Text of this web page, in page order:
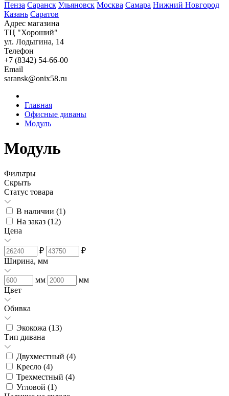
Пенза Саранск Ульяновск Москва Самара Нижний Новгород
Казань Саратов
Адрес магазина
ТЦ "Хороший"
ул. Лодыгина, 14
Телефон
+7 (8342) 54-66-00
Email
saransk@onix58.ru
Главная
Офисные диваны
Модуль
Модуль
Фильтры
Скрыть
Статус товара
В наличии (1)
На заказ (12)
Цена
₽
₽
Ширина, мм
мм
мм
Цвет
Обивка
Экокожа (13)
Тип дивана
Двухместный (4)
Кресло (4)
Трехместный (4)
Угловой (1)